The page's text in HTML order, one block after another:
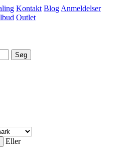
Kontakt Blog Anmeldelser
Outlet
Søg
Eller